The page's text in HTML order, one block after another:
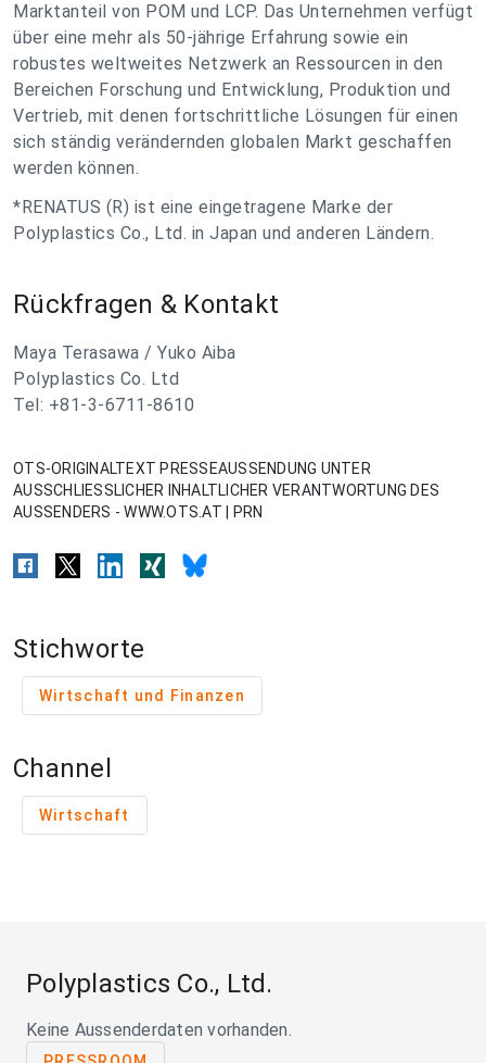
Marktanteil von POM und LCP. Das Unternehmen verfügt
über eine mehr als 50-jährige Erfahrung sowie ein
robustes weltweites Netzwerk an Ressourcen in den
Bereichen Forschung und Entwicklung, Produktion und
Vertrieb, mit denen fortschrittliche Lösungen für einen
sich ständig verändernden globalen Markt geschaffen
werden können.
*RENATUS (R) ist eine eingetragene Marke der
Polyplastics Co., Ltd. in Japan und anderen Ländern.
Rückfragen & Kontakt
Maya Terasawa / Yuko Aiba
Polyplastics Co. Ltd
Tel: +81-3-6711-8610
OTS-ORIGINALTEXT PRESSEAUSSENDUNG UNTER
AUSSCHLIESSLICHER INHALTLICHER VERANTWORTUNG DES
AUSSENDERS - WWW.OTS.AT | PRN
Stichworte
Wirtschaft und Finanzen
Channel
Wirtschaft
Polyplastics Co., Ltd.
Keine Aussenderdaten vorhanden.